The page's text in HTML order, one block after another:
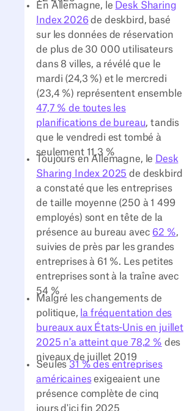
En Allemagne, le Desk Sharing
Index 2026de deskbird, basé
sur les données de réservation
de plus de 30 000 utilisateurs
dans 8 villes, a révélé que le
mardi (24,3 %) et le mercredi
(23,4 %) représentent ensemble
47,7 % de toutes les
planifications de bureau, tandis
que le vendredi est tombé à
seulement 11,3 %
Toujours en Allemagne, le Desk
Sharing Index 2025 de deskbird
a constaté que les entreprises
de taille moyenne (250 à 1 499
employés) sont en tête de la
présence au bureau avec 62 %,
suivies de près par les grandes
entreprises à 61 %. Les petites
entreprises sont à la traîne avec
54 %
Malgré les changements de
politique, la fréquentation des
bureaux aux États-Unis en juillet
2025 n'a atteint que 78,2 % des
niveaux de juillet 2019
Seules 31 % des entreprises
américainesexigeaient une
présence complète de cinq
jours d'ici fin 2025